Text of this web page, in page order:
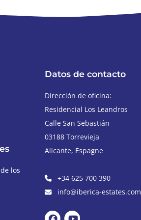
los
Datos de contacto
Dirección de oficina:
Residencial Los Leandros
Calle San Sebastián
03188 Torrevieja
Alicante, Espagne
+34 625 700 390
info@iberica-estates.com